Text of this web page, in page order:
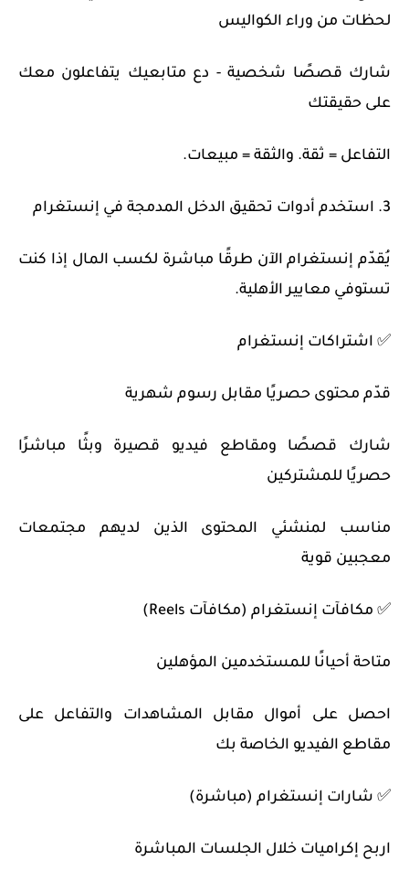
لحظات من وراء الكواليس
شارك قصصًا شخصية - دع متابعيك يتفاعلون معك
على حقيقتك
التفاعل = ثقة. والثقة = مبيعات.
3. استخدم أدوات تحقيق الدخل المدمجة في إنستغرام
يُقدّم إنستغرام الآن طرقًا مباشرة لكسب المال إذا كنت
تستوفي معايير الأهلية.
✅ اشتراكات إنستغرام
قدّم محتوى حصريًا مقابل رسوم شهرية
شارك قصصًا ومقاطع فيديو قصيرة وبثًا مباشرًا
حصريًا للمشتركين
مناسب لمنشئي المحتوى الذين لديهم مجتمعات
معجبين قوية
✅ مكافآت إنستغرام (مكافآت Reels)
متاحة أحيانًا للمستخدمين المؤهلين
احصل على أموال مقابل المشاهدات والتفاعل على
مقاطع الفيديو الخاصة بك
✅ شارات إنستغرام (مباشرة)
اربح إكراميات خلال الجلسات المباشرة